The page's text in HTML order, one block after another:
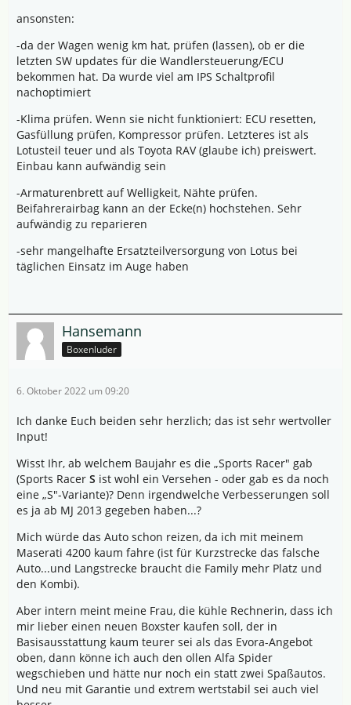
ansonsten:
-da der Wagen wenig km hat, prüfen (lassen), ob er die
letzten SW updates für die Wandlersteuerung/ECU
bekommen hat. Da wurde viel am IPS Schaltprofil
nachoptimiert
-Klima prüfen. Wenn sie nicht funktioniert: ECU resetten,
Gasfüllung prüfen, Kompressor prüfen. Letzteres ist als
Lotusteil teuer und als Toyota RAV (glaube ich) preiswert.
Einbau kann aufwändig sein
-Armaturenbrett auf Welligkeit, Nähte prüfen.
Beifahrerairbag kann an der Ecke(n) hochstehen. Sehr
aufwändig zu reparieren
-sehr mangelhafte Ersatzteilversorgung von Lotus bei
täglichen Einsatz im Auge haben
Hansemann
Boxenluder
6. Oktober 2022 um 09:20
Ich danke Euch beiden sehr herzlich; das ist sehr wertvoller
Input!
Wisst Ihr, ab welchem Baujahr es die „Sports Racer" gab
(Sports Racer S ist wohl ein Versehen - oder gab es da noch
eine „S"-Variante)? Denn irgendwelche Verbesserungen soll
es ja ab MJ 2013 gegeben haben...?
Mich würde das Auto schon reizen, da ich mit meinem
Maserati 4200 kaum fahre (ist für Kurzstrecke das falsche
Auto...und Langstrecke braucht die Family mehr Platz und
den Kombi).
Aber intern meint meine Frau, die kühle Rechnerin, dass ich
mir lieber einen neuen Boxster kaufen soll, der in
Basisausstattung kaum teurer sei als das Evora-Angebot
oben, dann könne ich auch den ollen Alfa Spider
wegschieben und hätte nur noch ein statt zwei Spaßautos.
Und neu mit Garantie und extrem wertstabil sei auch viel